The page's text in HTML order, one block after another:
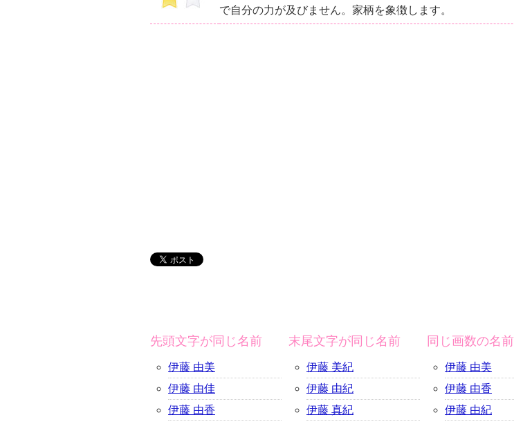
で自分の力が及びません。家柄を象徴します。
先頭文字が同じ名前
伊藤 由美
伊藤 由佳
伊藤 由香
末尾文字が同じ名前
伊藤 美紀
伊藤 由紀
伊藤 真紀
同じ画数の名前
伊藤 由美
伊藤 由香
伊藤 由紀